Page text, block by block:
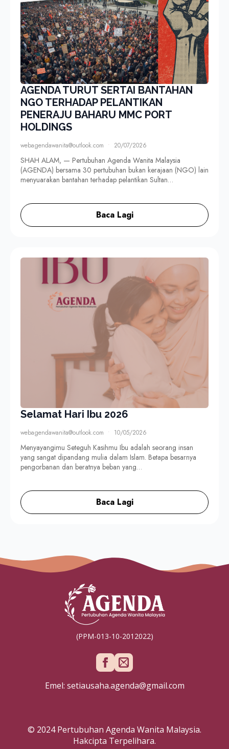
AGENDA TURUT SERTAI BANTAHAN
NGO TERHADAP PELANTIKAN
PENERAJU BAHARU MMC PORT
HOLDINGS
webagendawanita@outlook.com 20/07/2026
SHAH ALAM, — Pertubuhan Agenda Wanita Malaysia
(AGENDA) bersama 30 pertubuhan bukan kerajaan (NGO) lain
menyuarakan bantahan terhadap pelantikan Sultan…
Baca Lagi
Selamat Hari Ibu 2026
webagendawanita@outlook.com 10/05/2026
Menyayangimu Seteguh Kasihmu Ibu adalah seorang insan
yang sangat dipandang mulia dalam Islam. Betapa besarnya
pengorbanan dan beratnya beban yang…
Baca Lagi
(PPM-013-10-2012022)
Emel: setiausaha.agenda@gmail.com
© 2024 Pertubuhan Agenda Wanita Malaysia.
Hakcipta Terpelihara.